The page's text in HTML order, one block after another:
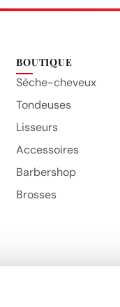
BOUTIQUE
Sèche-cheveux
Tondeuses
Lisseurs
Accessoires
Barbershop
Brosses